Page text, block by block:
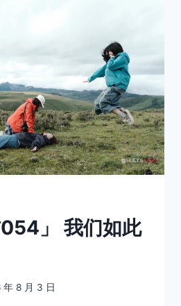
054」 我们如此
年 8 月 3 日